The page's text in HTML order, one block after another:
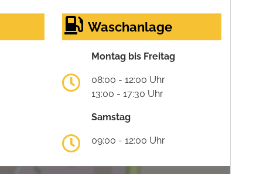
Waschanlage
Montag bis Freitag
08:00 - 12:00 Uhr
13:00 - 17:30 Uhr
Samstag
09:00 - 12:00 Uhr